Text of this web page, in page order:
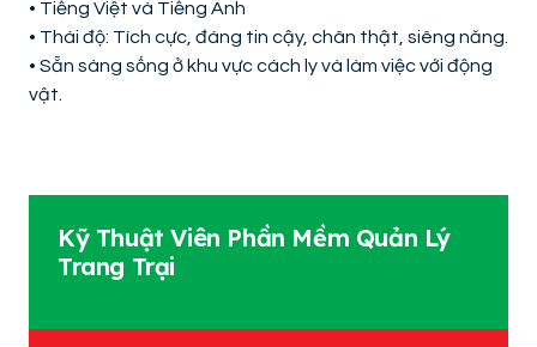
• Tiếng Việt và Tiếng Anh
• Thái độ: Tích cực, đáng tin cậy, chân thật, siêng năng.
• Sẵn sàng sống ở khu vực cách ly và làm việc với động
vật.
Kỹ Thuật Viên Phần Mềm Quản Lý
Trang Trại